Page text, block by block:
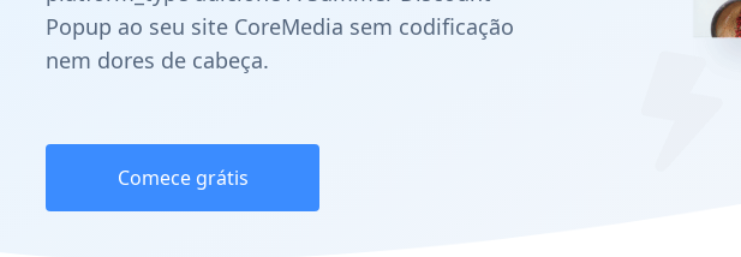
Popup ao seu site CoreMedia sem codificação
nem dores de cabeça.
Comece grátis